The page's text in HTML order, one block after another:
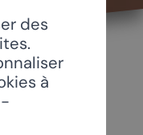
des
à